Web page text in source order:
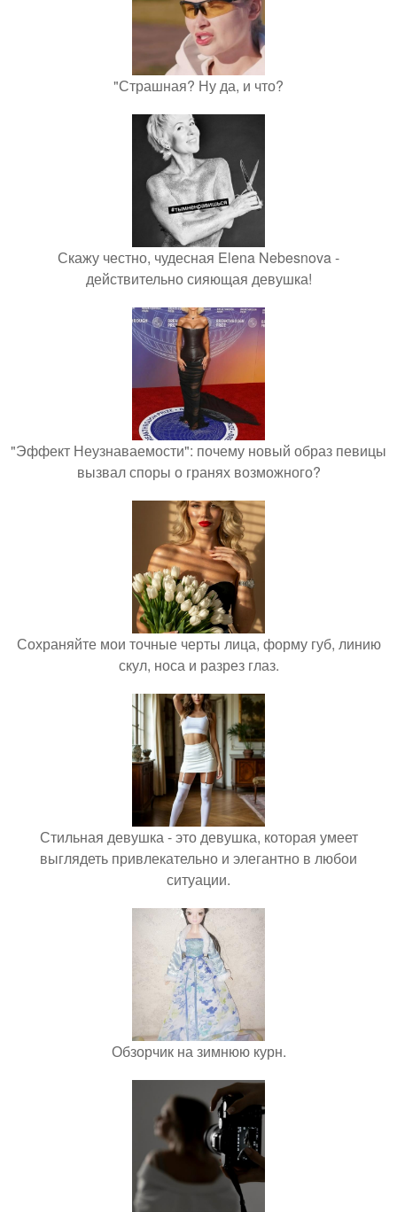
"Страшная? Ну да, и что?
Скажу честно, чудесная Elena Nebesnova -
действительно сияющая девушка!
"Эффект Неузнаваемости": почему новый образ певицы
вызвал споры о гранях возможного?
Сохраняйте мои точные черты лица, форму губ, линию
скул, носа и разрез глаз.
Стильная девушка - это девушка, которая умеет
выглядеть привлекательно и элегантно в любои
ситуации.
Обзорчик на зимнюю курн.